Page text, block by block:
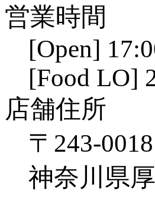
営業時間
[Open]
[Food LO]
店舗住所
〒243-0018
神奈川県